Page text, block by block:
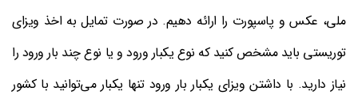
ملی، عکس و پاسپورت را ارائه دهیم. در صورت تمایل به اخذ ویزای
توریستی باید مشخص کنید که نوع یکبار ورود و یا نوع چند بار ورود را
نیاز دارید. با داشتن ویزای یکبار بار ورود تنها یکبار می‌توانید با کشور